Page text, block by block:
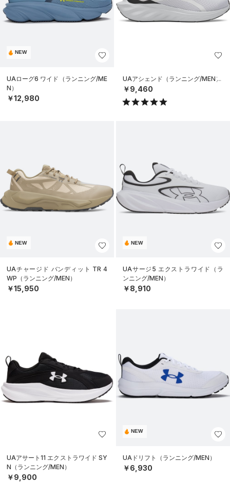
NEW
UAローグ6 ワイド（ランニング/ME
N）
￥12,980
UAアシェンド（ランニング/MEN）
￥9,460
NEW
UAチャージド バンディット TR 4
WP（ランニング/MEN）
￥15,950
NEW
UAサージ5 エクストラワイド（ラ
ンニング/MEN）
￥8,910
UAアサート11 エクストラワイド SY
N（ランニング/MEN）
￥9,900
NEW
UAドリフト（ランニング/MEN）
￥6,930